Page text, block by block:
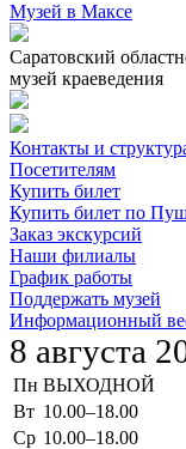
Музей в Максе
Саратовский
музей краеведения
Контакты и
Посетителям
Купить билет
Купить билет по
Заказ экскурсий
Наши филиалы
График работы
Поддержать музей
Информационный
8 августа
Пн ВЫХОДНОЙ
Вт 10.00–18.00
Ср 10.00–18.00